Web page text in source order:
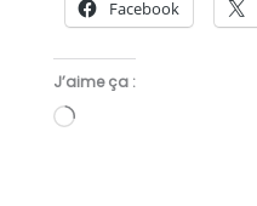
Facebook
J’aime ça :
Chargement…